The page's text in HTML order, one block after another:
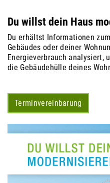
Du willst dein Haus
Du erhältst Informationen
Gebäudes oder deiner
Energieverbrauch analysiert,
die Gebäudehülle deines
Terminvereinbarung